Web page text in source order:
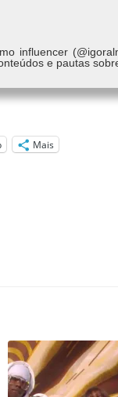
influencer
e pautas
Mais